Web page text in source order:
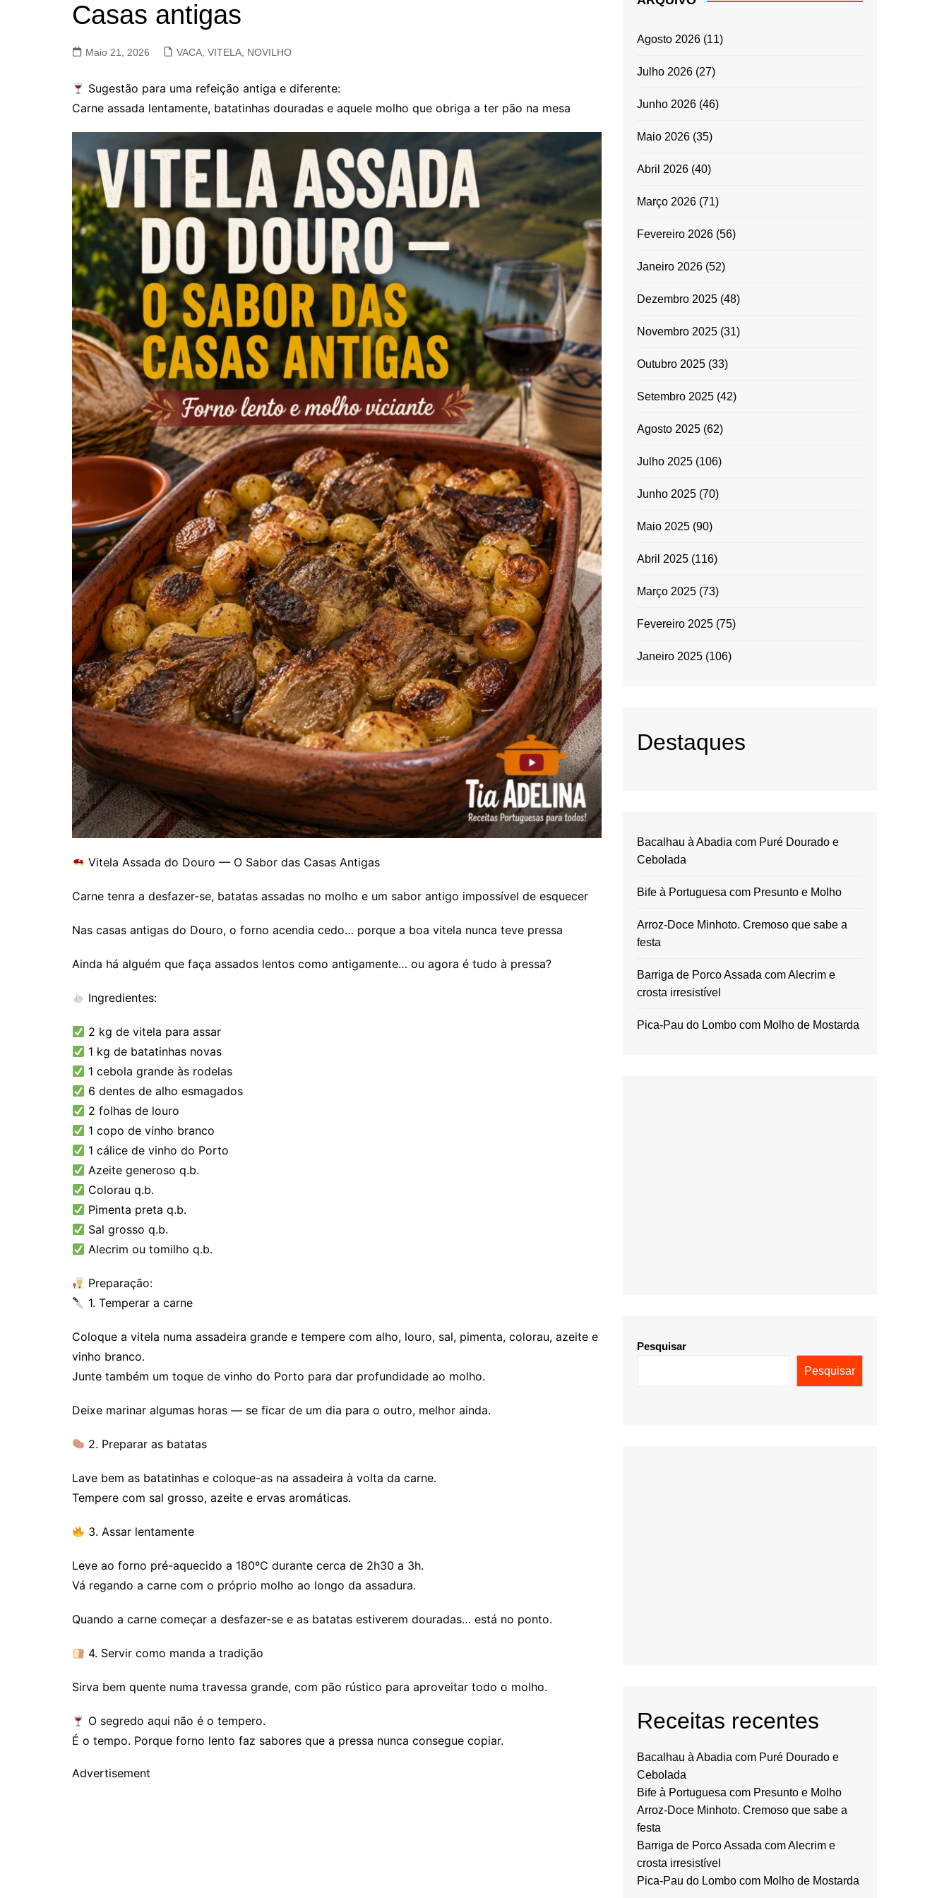
VACA, VITELA, NOVILHO
ENTRADAS E
GRATINADOS
MASSAS
TEMPEROS
MICRO-ONDAS
PORTUGUESA
Casas antigas
Maio 21, 2026 VACA, VITELA, NOVILHO
Sugestão para uma refeição antiga e diferente:
Carne assada lentamente, batatinhas douradas e aquele molho que obriga a ter pão na mesa
Vitela Assada do Douro — O Sabor das Casas Antigas
Carne tenra a desfazer-se, batatas assadas no molho e um sabor antigo impossível de esquecer
Nas casas antigas do Douro, o forno acendia cedo… porque a boa vitela nunca teve pressa
Ainda há alguém que faça assados lentos como antigamente… ou agora é tudo à pressa?
Ingredientes:
2 kg de vitela para assar
1 kg de batatinhas novas
1 cebola grande às rodelas
6 dentes de alho esmagados
2 folhas de louro
1 copo de vinho branco
1 cálice de vinho do Porto
Azeite generoso q.b.
Colorau q.b.
Pimenta preta q.b.
Sal grosso q.b.
Alecrim ou tomilho q.b.
Preparação:
1. Temperar a carne
Coloque a vitela numa assadeira grande e tempere com alho, louro, sal, pimenta, colorau, azeite e
vinho branco.
Junte também um toque de vinho do Porto para dar profundidade ao molho.
Deixe marinar algumas horas — se ficar de um dia para o outro, melhor ainda.
2. Preparar as batatas
Lave bem as batatinhas e coloque-as na assadeira à volta da carne.
Tempere com sal grosso, azeite e ervas aromáticas.
3. Assar lentamente
Leve ao forno pré-aquecido a 180ºC durante cerca de 2h30 a 3h.
Vá regando a carne com o próprio molho ao longo da assadura.
Quando a carne começar a desfazer-se e as batatas estiverem douradas… está no ponto.
4. Servir como manda a tradição
Sirva bem quente numa travessa grande, com pão rústico para aproveitar todo o molho.
O segredo aqui não é o tempero.
É o tempo. Porque forno lento faz sabores que a pressa nunca consegue copiar.
Advertisement
Agosto 2026 (11)
Julho 2026 (27)
Junho 2026 (46)
Maio 2026 (35)
Abril 2026 (40)
Março 2026 (71)
Fevereiro 2026 (56)
Janeiro 2026 (52)
Dezembro 2025 (48)
Novembro 2025 (31)
Outubro 2025 (33)
Setembro 2025 (42)
Agosto 2025 (62)
Julho 2025 (106)
Junho 2025 (70)
Maio 2025 (90)
Abril 2025 (116)
Março 2025 (73)
Fevereiro 2025 (75)
Janeiro 2025 (106)
Destaques
Bacalhau à Abadia com Puré Dourado e
Cebolada
Bife à Portuguesa com Presunto e Molho
Arroz-Doce Minhoto. Cremoso que sabe a
festa
Barriga de Porco Assada com Alecrim e
crosta irresistível
Pica-Pau do Lombo com Molho de Mostarda
Pesquisar
Pesquisar
Receitas recentes
Bacalhau à Abadia com Puré Dourado e
Cebolada
Bife à Portuguesa com Presunto e Molho
Arroz-Doce Minhoto. Cremoso que sabe a
festa
Barriga de Porco Assada com Alecrim e
crosta irresistível
Pica-Pau do Lombo com Molho de Mostarda